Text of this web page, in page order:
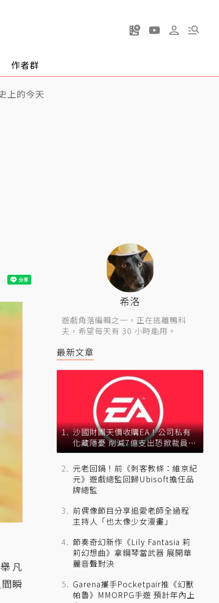
作者群
上的今天
凡
瞬
希洛
遊戲角落編輯之一，正在逃離鴨科
夫，希望每天有 30 小時能用。
最新文章
沙國財團天價收購EA！公司私有
化藏隱憂 削減7億支出恐掀裁員風
暴？
元老回鍋！前《刺客教條：維京紀
元》遊戲總監回歸Ubisoft擔任品
牌總監
前偶像節目分享追愛老師全過程
主持人「也太像少女漫畫」
節奏奇幻新作《Lily Fantasia 莉
莉幻想曲》拿鋼琴當武器 展開華
麗音聲對決
Garena攜手Pocketpair推《幻獸
帕魯》MMORPG手遊 預計年內上